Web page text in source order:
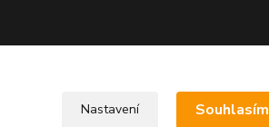
Nastavení Souhlasím